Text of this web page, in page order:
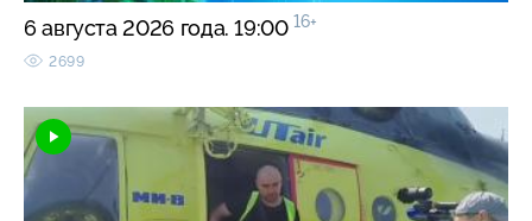
6 августа 2026 года. 19:00 16+
2699